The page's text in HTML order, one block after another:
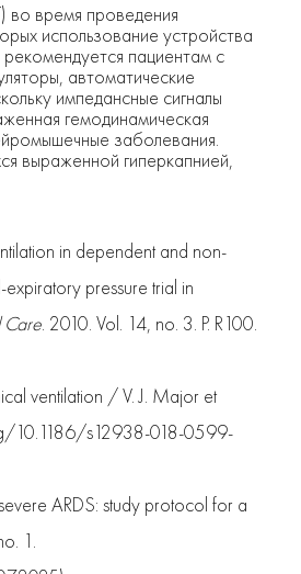
во время проведения
использование устройства
пациентам с
автоматические
импедансные сигналы
гемодинамическая
заболевания.
выраженной гиперкапнией,
in dependent and non-
pressure trial in
Care. 2010. Vol. 14, no. 3. P. R100.
ventilation / V. J. Major et
10.1186/s12938-018-0599-
ARDS: study protocol for a
1.